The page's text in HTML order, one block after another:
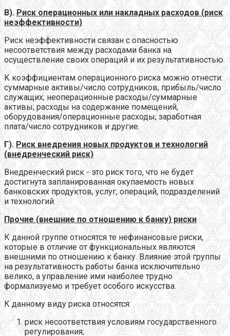
В). Риск операционных или накладных расходов (риск
неэффективности)
Риск неэффективности связан с опасностью
несоответствия между расходами банка на
осуществление своих операций и их результативностью.
К коэффициентам операционного риска можно отнести:
суммарные активы/число сотрудников; прибыль/число
служащих; неоперационные расходы/суммарные
активы; расходы на содержание помещений,
оборудования/операционные расходы; заработная
плата/число сотрудников и другие.
Г). Риск внедрения новых продуктов и технологий
(внедренческий риск)
Внедренческий риск - это риск того, что не будет
достигнута запланированная окупаемость новых
банковских продуктов, услуг, операций, подразделений
и технологий.
Прочие (внешние по отношению к банку) риски
К данной группе относятся те нефинансовые риски,
которые в отличие от функциональных являются
внешними по отношению к банку. Влияние этой группы
на результативность работы банка исключительно
велико, а управление ими наиболее трудно
формализуемо и требует особого искусства.
К данному виду риска относятся:
риск несоответствия условиям государственного
регулирования;